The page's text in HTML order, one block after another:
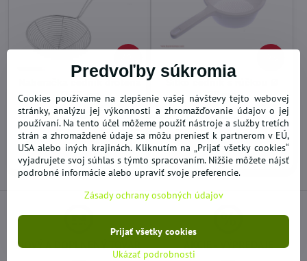
Ø 17 cm
VYPREDANÉ
1,95 €
Zobraziť
20 cm
SKLADOM
2,77 €
Do košíka
NOVÝ A DOPLNENÝ TOVAR
Predvoľby súkromia
Cookies používame na zlepšenie vašej návštevy tejto webovej
stránky, analýzu jej výkonnosti a zhromažďovanie údajov o jej
používaní. Na tento účel môžeme použiť nástroje a služby tretích
strán a zhromaždené údaje sa môžu preniesť k partnerom v EÚ,
USA alebo iných krajinách. Kliknutím na „Prijať všetky cookies“
vyjadrujete svoj súhlas s týmto spracovaním. Nižšie môžete nájsť
podrobné informácie alebo upraviť svoje preferencie.
Zásady ochrany osobných údajov
Ukázať podrobnosti
Prijať všetky cookies